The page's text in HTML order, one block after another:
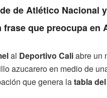
de Atlético Nacional
frase que preocupa
al Deportivo Caliabre un
azucarero en medio de
que genera latabla